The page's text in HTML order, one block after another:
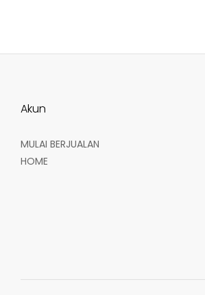
Akun
MULAI BERJUALAN
HOME